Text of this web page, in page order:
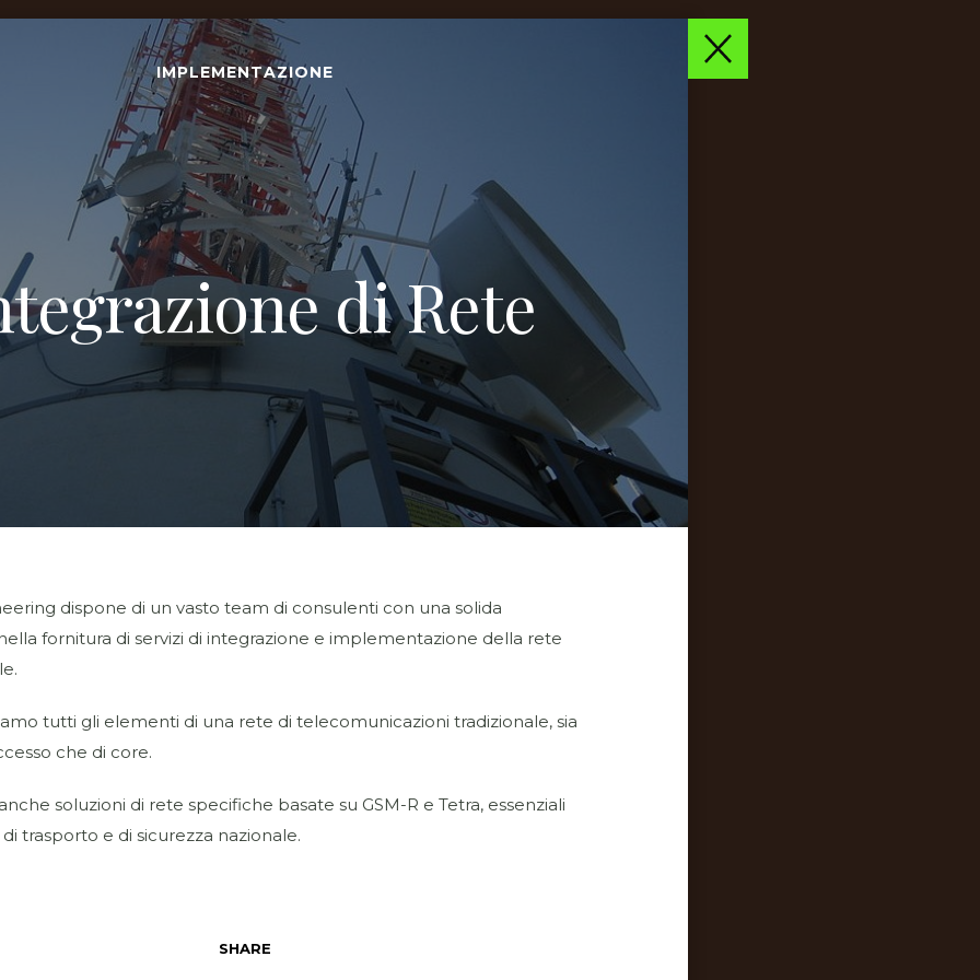
BECOME
IMPLEMENTAZIONE
di Rete
dispone di un vasto team di consulenti con una solida
fornitura di servizi di integrazione e implementazione della rete
tutti gli elementi di una rete di telecomunicazioni tradizionale, sia
che di core.
soluzioni di rete specifiche basate su GSM-R e Tetra, essenziali
trasporto e di sicurezza nazionale.
SHARE